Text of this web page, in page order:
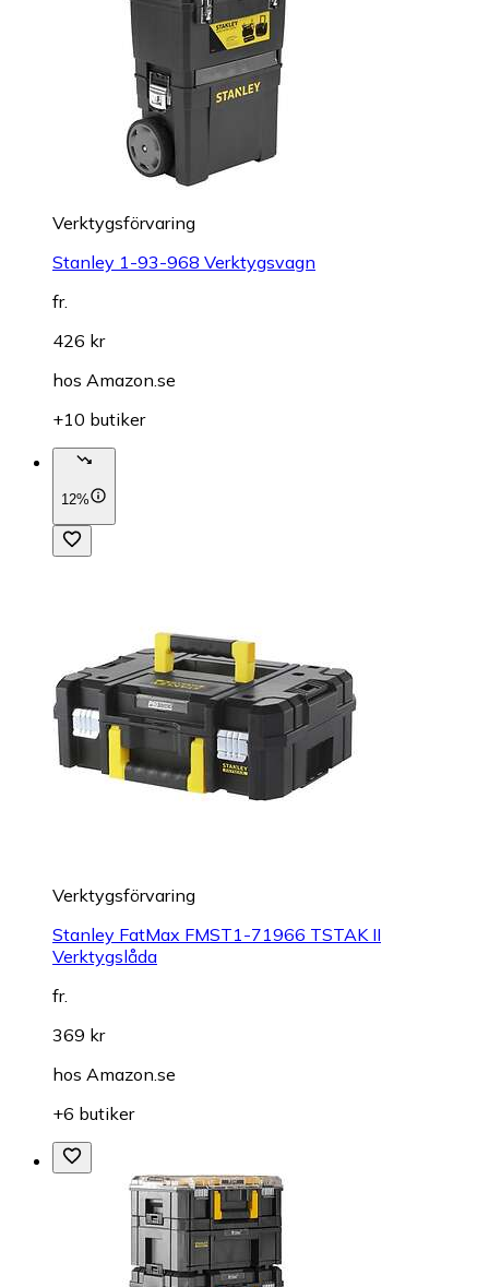
Verktygsförvaring
Stanley 1-93-968 Verktygsvagn
fr.
426 kr
hos Amazon.se
+10 butiker
12%
Verktygsförvaring
Stanley FatMax FMST1-71966 TSTAK II
Verktygslåda
fr.
369 kr
hos Amazon.se
+6 butiker